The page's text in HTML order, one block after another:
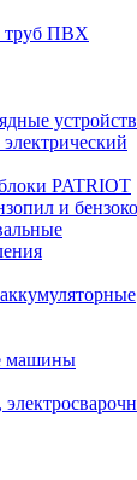
труб ПВХ
PATRIOT
и
машины